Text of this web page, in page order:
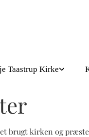
Taastrup Kirke
brugt kirken og